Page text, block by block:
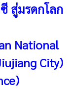
สู่มรดกโลก
National
City)